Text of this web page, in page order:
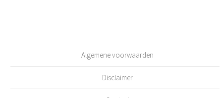
Algemene voorwaarden
Disclaimer